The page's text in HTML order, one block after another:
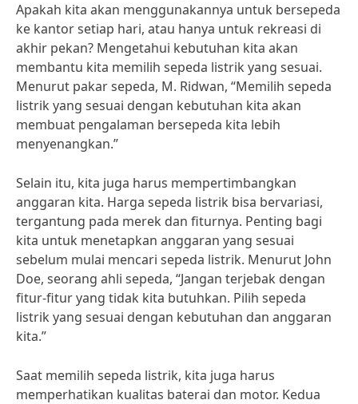
Apakah kita akan menggunakannya untuk bersepeda
ke kantor setiap hari, atau hanya untuk rekreasi di
akhir pekan? Mengetahui kebutuhan kita akan
membantu kita memilih sepeda listrik yang sesuai.
Menurut pakar sepeda, M. Ridwan, “Memilih sepeda
listrik yang sesuai dengan kebutuhan kita akan
membuat pengalaman bersepeda kita lebih
menyenangkan.”
Selain itu, kita juga harus mempertimbangkan
anggaran kita. Harga sepeda listrik bisa bervariasi,
tergantung pada merek dan fiturnya. Penting bagi
kita untuk menetapkan anggaran yang sesuai
sebelum mulai mencari sepeda listrik. Menurut John
Doe, seorang ahli sepeda, “Jangan terjebak dengan
fitur-fitur yang tidak kita butuhkan. Pilih sepeda
listrik yang sesuai dengan kebutuhan dan anggaran
kita.”
Saat memilih sepeda listrik, kita juga harus
memperhatikan kualitas baterai dan motor. Kedua